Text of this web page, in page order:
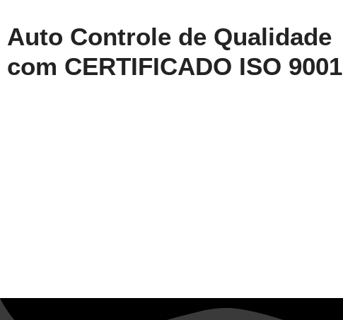
Auto Controle de Qualidade
com CERTIFICADO ISO 9001